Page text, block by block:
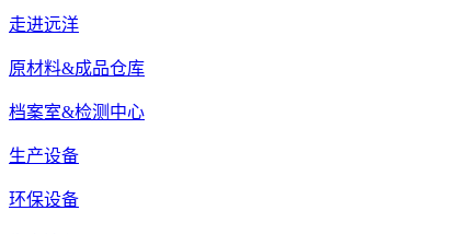
走进远洋
原材料&成品仓库
档案室&检测中心
生产设备
环保设备